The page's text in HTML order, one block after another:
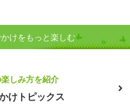
けをもっと楽しむ
しみ方を紹介
けトピックス